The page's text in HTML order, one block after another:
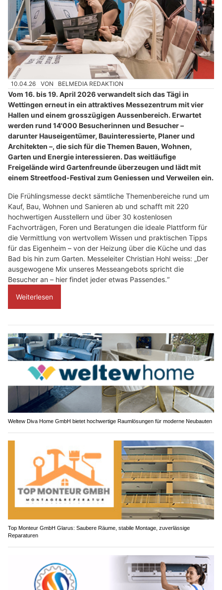
10.04.26 VON BELMEDIA REDAKTION
Vom 16. bis 19. April 2026 verwandelt sich das Tägi in
Wettingen erneut in ein attraktives Messezentrum mit vier
Hallen und einem grosszügigen Aussenbereich. Erwartet
werden rund 14'000 Besucherinnen und Besucher –
darunter Hauseigentümer, Bauinteressierte, Planer und
Architekten –, die sich für die Themen Bauen, Wohnen,
Garten und Energie interessieren. Das weitläufige
Freigelände wird Gartenfreunde überzeugen und lädt mit
einem Streetfood-Festival zum Geniessen und Verweilen ein.
Die Frühlingsmesse deckt sämtliche Themenbereiche rund um
Kauf, Bau, Wohnen und Sanieren ab und schafft mit 220
hochwertigen Ausstellern und über 30 kostenlosen
Fachvorträgen, Foren und Beratungen die ideale Plattform für
die Vermittlung von wertvollem Wissen und praktischen Tipps
für das Eigenheim – von der Heizung über die Küche und das
Bad bis hin zum Garten. Messeleiter Christian Hohl weiss: „Der
ausgewogene Mix unseres Messeangebots spricht die
Besucher an – hier findet jeder etwas Passendes.“
Weiterlesen
Weltew Diva Home GmbH bietet hochwertige Raumlösungen für moderne Neubauten
Top Monteur GmbH Glarus: Saubere Räume, stabile Montage, zuverlässige
Reparaturen